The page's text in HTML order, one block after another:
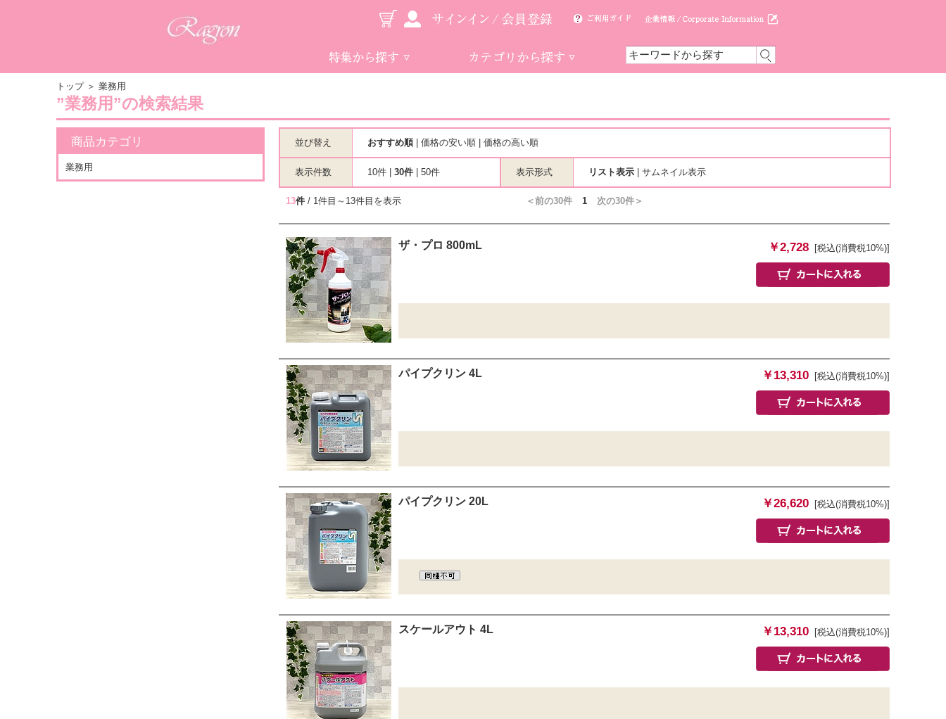
トップ ＞ 業務用
”業務用”の検索結果
商品カテゴリ
業務用
並び替え おすすめ順| 価格の安い順 価格の高い順
表示件数 10件 30件 50件 表示形式 リスト表示 サムネイル表示
＜前の30件 1 次の30件＞
13件 / 1件目～13件目を表示
ザ・プロ 800mL ￥2,728 [税込(消費税10%)]
パイプクリン 4L ￥13,310 [税込(消費税10%)]
パイプクリン 20L ￥26,620 [税込(消費税10%)]
スケールアウト 4L ￥13,310 [税込(消費税10%)]